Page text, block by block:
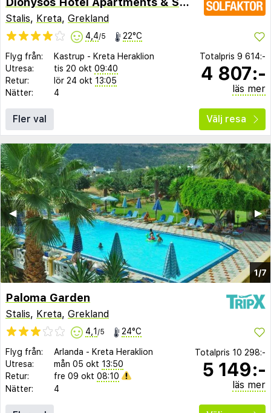
Stalis, Kreta, Grekland
4,4/5 22°C
Flyg från: Kastrup - Kreta Heraklion
Utresa:
tis 20 okt 09:40
Retur:
lör 24 okt 13:05
Nätter:
4
Totalpris 9 614:-
4 807:-
läs mer
Fler val Välj resa
1/7
▶︎
◀︎
Paloma Garden
Stalis, Kreta, Grekland
4,1 /5 24°C
Flyg från: Arlanda - Kreta Heraklion
Utresa:
mån 05 okt 13:50
Retur:
fre 09 okt 08:10
Nätter:
4
Totalpris 10 298:-
5 149:-
läs mer